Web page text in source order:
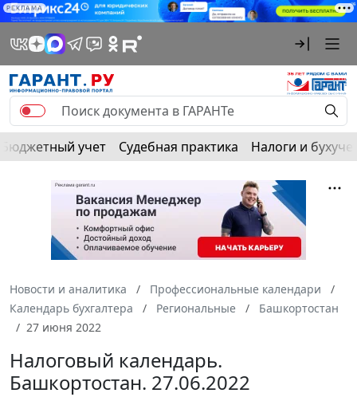
РЕКЛАМА
Бюджетный учет Судебная практика Налоги и
Новости и аналитика
Профессиональные календари
Календарь бухгалтера
Региональные
Башкортостан
27 июня 2022
Налоговый календарь.
Башкортостан. 27.06.2022